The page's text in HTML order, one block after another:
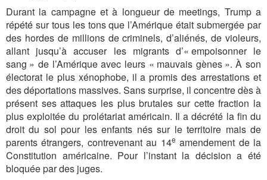
Durant la campagne et à longueur de meetings, Trump a
répété sur tous les tons que l’Amérique était submergée par
des hordes de millions de criminels, d’aliénés, de violeurs,
allant jusqu’à accuser les migrants d’« empoisonner le
sang » de l’Amérique avec leurs « mauvais gènes ». À son
électorat le plus xénophobe, il a promis des arrestations et
des déportations massives. Sans surprise, il concentre dès à
présent ses attaques les plus brutales sur cette fraction la
plus exploitée du prolétariat américain. Il a décrété la fin du
droit du sol pour les enfants nés sur le territoire mais de
parents étrangers, contrevenant au 14e amendement de la
Constitution américaine. Pour l’instant la décision a été
bloquée par des juges.